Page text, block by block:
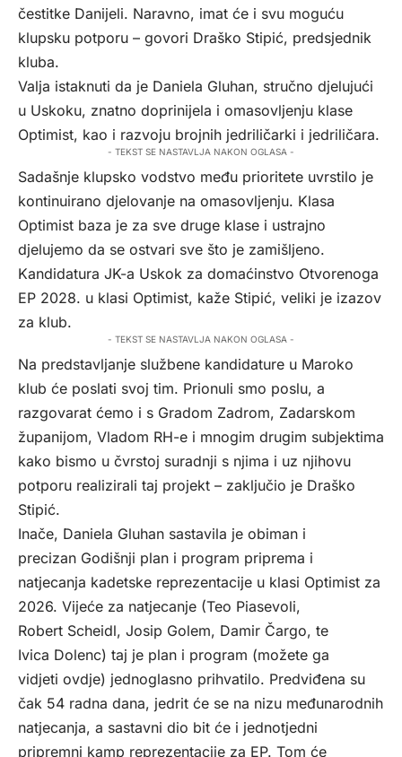
čestitke Danijeli. Naravno, imat će i svu moguću
klupsku potporu – govori Draško Stipić, predsjednik
kluba.
Valja istaknuti da je Daniela Gluhan, stručno djelujući
u Uskoku, znatno doprinijela i omasovljenju klase
Optimist, kao i razvoju brojnih jedriličarki i jedriličara.
- TEKST SE NASTAVLJA NAKON OGLASA -
Sadašnje klupsko vodstvo među prioritete uvrstilo je
kontinuirano djelovanje na omasovljenju. Klasa
Optimist baza je za sve druge klase i ustrajno
djelujemo da se ostvari sve što je zamišljeno.
Kandidatura JK-a Uskok za domaćinstvo Otvorenoga
EP 2028. u klasi Optimist, kaže Stipić, veliki je izazov
za klub.
- TEKST SE NASTAVLJA NAKON OGLASA -
Na predstavljanje službene kandidature u Maroko
klub će poslati svoj tim. Prionuli smo poslu, a
razgovarat ćemo i s Gradom Zadrom, Zadarskom
županijom, Vladom RH-e i mnogim drugim subjektima
kako bismo u čvrstoj suradnji s njima i uz njihovu
potporu realizirali taj projekt – zaključio je Draško
Stipić.
Inače, Daniela Gluhan sastavila je obiman i
precizan Godišnji plan i program priprema i
natjecanja kadetske reprezentacije u klasi Optimist za
2026. Vijeće za natjecanje (Teo Piasevoli,
Robert Scheidl, Josip Golem, Damir Čargo, te
Ivica Dolenc) taj je plan i program (možete ga
vidjeti ovdje) jednoglasno prihvatilo. Predviđena su
čak 54 radna dana, jedrit će se na nizu međunarodnih
natjecanja, a sastavni dio bit će i jednotjedni
pripremni kamp reprezentacije za EP. Tom će